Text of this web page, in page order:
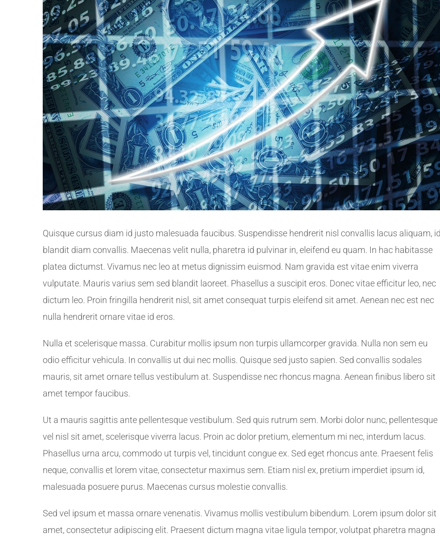
Quisque cursus diam id justo malesuada faucibus. Suspendisse hendrerit nisl convallis lacus aliquam, id
blandit diam convallis. Maecenas velit nulla, pharetra id pulvinar in, eleifend eu quam. In hac habitasse
platea dictumst. Vivamus nec leo at metus dignissim euismod. Nam gravida est vitae enim viverra
vulputate. Mauris varius sem sed blandit laoreet. Phasellus a suscipit eros. Donec vitae efficitur leo, nec
dictum leo. Proin fringilla hendrerit nisl, sit amet consequat turpis eleifend sit amet. Aenean nec est nec
nulla hendrerit ornare vitae id eros.
Nulla et scelerisque massa. Curabitur mollis ipsum non turpis ullamcorper gravida. Nulla non sem eu
odio efficitur vehicula. In convallis ut dui nec mollis. Quisque sed justo sapien. Sed convallis sodales
mauris, sit amet ornare tellus vestibulum at. Suspendisse nec rhoncus magna. Aenean finibus libero sit
amet tempor faucibus.
Ut a mauris sagittis ante pellentesque vestibulum. Sed quis rutrum sem. Morbi dolor nunc, pellentesque
vel nisl sit amet, scelerisque viverra lacus. Proin ac dolor pretium, elementum mi nec, interdum lacus.
Phasellus urna arcu, commodo ut turpis vel, tincidunt congue ex. Sed eget rhoncus ante. Praesent felis
neque, convallis et lorem vitae, consectetur maximus sem. Etiam nisl ex, pretium imperdiet ipsum id,
malesuada posuere purus. Maecenas cursus molestie convallis.
Sed vel ipsum et massa ornare venenatis. Vivamus mollis vestibulum bibendum. Lorem ipsum dolor sit
amet, consectetur adipiscing elit. Praesent dictum magna vitae ligula tempor, volutpat pharetra magna